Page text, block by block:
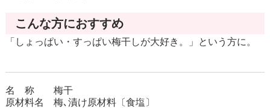
こんな方におすすめ
「しょっぱい・すっぱい梅干しが大好き。」という方に。
名 称 梅干
原材料名 梅､漬け原材料〔食塩〕